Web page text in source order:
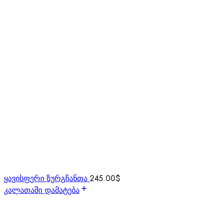
ყავისფერი ზურგჩანთა 245.00$
კალათაში დამატება